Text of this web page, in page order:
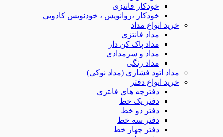
خودکار فانتزی
خودکار ،روانویس ، خودنویس کادویی
خرید انواع مداد
مداد فانتزی
مداد پاک کن دار
مداد و سرمدادی
مداد رنگی
مداد اتود فشاری (مداد نوکی)
خرید انواع دفتر
دفترچه های فانتزی
دفتر یک خط
دفتر دو خط
دفتر سه خط
دفتر چهار خط